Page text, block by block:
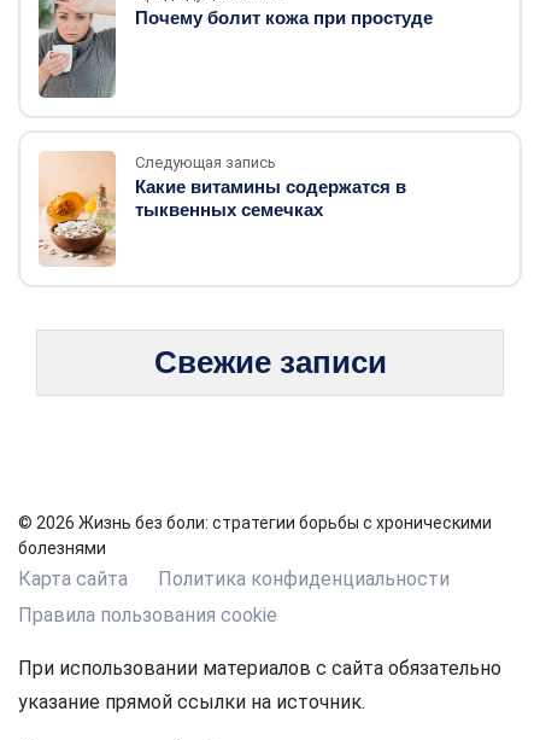
Почему болит кожа при простуде
Следующая запись
Какие витамины содержатся в
тыквенных семечках
Свежие записи
© 2026 Жизнь без боли: стратегии борьбы с хроническими
болезнями
Карта сайта
Политика конфиденциальности
Правила пользования cookie
При использовании материалов с сайта обязательно
указание прямой ссылки на источник.